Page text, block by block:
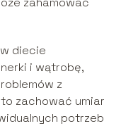
diecie
i wątrobę,
z
zachować umiar
potrzeb